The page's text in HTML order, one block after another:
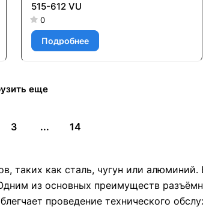
515-612 VU
0
Подробнее
еще
3 ... 14
таких как сталь, чугун или
из основных преимуществ
проведение технического